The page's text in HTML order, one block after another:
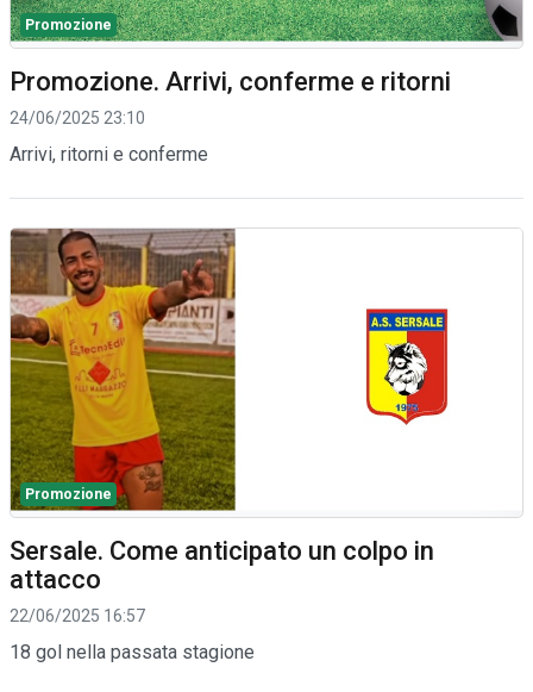
Promozione
Promozione. Arrivi, conferme e ritorni
24/06/2025 23:10
Arrivi, ritorni e conferme
Promozione
Sersale. Come anticipato un colpo in
attacco
22/06/2025 16:57
18 gol nella passata stagione